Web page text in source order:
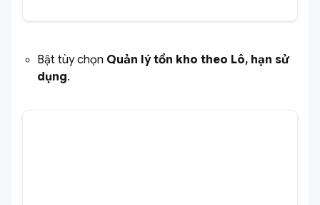
Bật tùy chọn Quản lý tồn kho theo Lô, hạn sử
dụng.